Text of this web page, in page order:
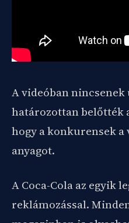
A videóban
határozottan belőtték
hogy a konkurensek
anyagot.
A Coca-Cola az egyik
reklámozással.